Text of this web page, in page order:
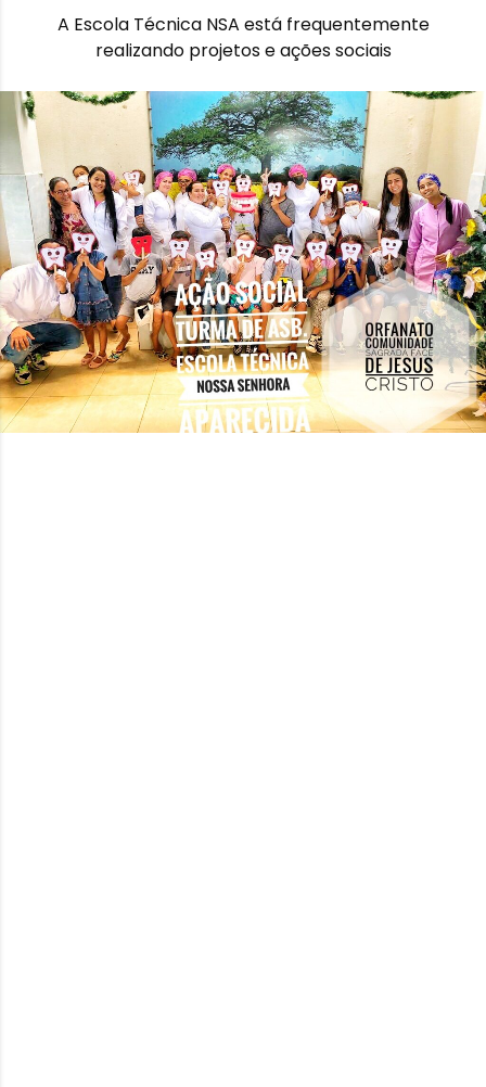
A Escola Técnica NSA está frequentemente
realizando projetos e ações sociais